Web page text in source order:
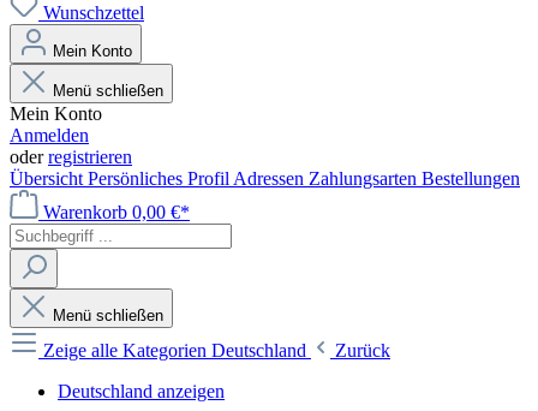
Wunschzettel
Mein Konto
Menü schließen
Mein Konto
Anmelden
oderregistrieren
Übersicht Persönliches Profil Adressen Zahlungsarten Bestellungen
Warenkorb 0,00 €*
Menü schließen
Zeige alle Kategorien Deutschland
Zurück
Deutschland anzeigen